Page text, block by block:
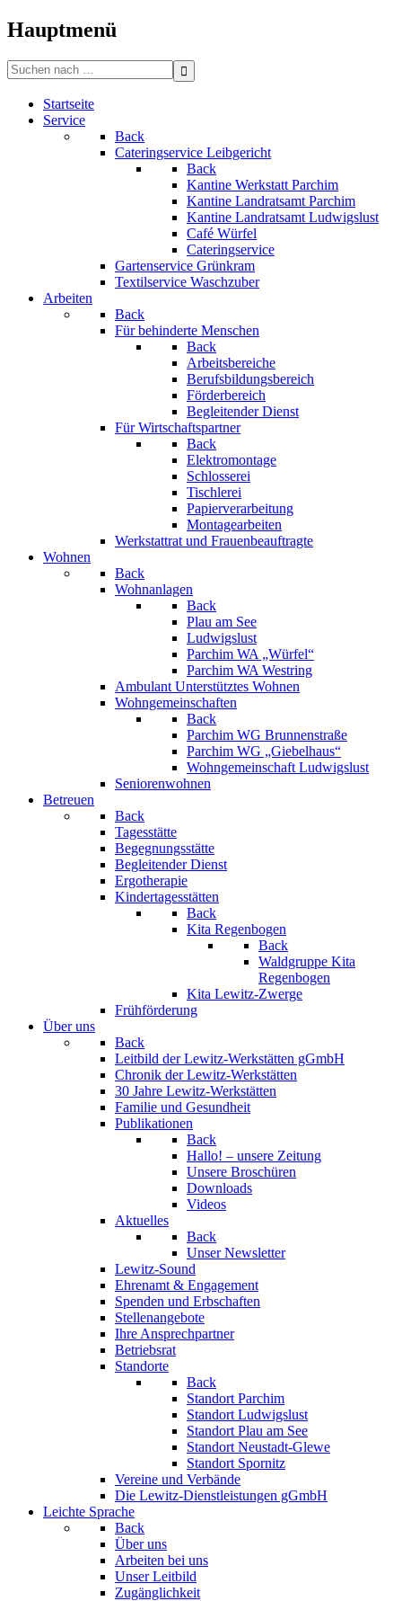
beachten
Sie:
Website
Barrierefreiheitssystem.
Hauptmenü
Search
for:
Startseite
Service
Back
Cateringservice Leibgericht
Back
Kantine Werkstatt Parchim
Kantine Landratsamt Parchim
Kantine Landratsamt Ludwigslust
Café Würfel
Cateringservice
Gartenservice Grünkram
Textilservice Waschzuber
Arbeiten
Back
Für behinderte Menschen
Back
Arbeitsbereiche
Berufsbildungsbereich
Förderbereich
Begleitender Dienst
Für Wirtschaftspartner
Back
Elektromontage
Schlosserei
Tischlerei
Papierverarbeitung
Montagearbeiten
Werkstattrat und Frauenbeauftragte
Wohnen
Back
Wohnanlagen
Back
Plau am See
Ludwigslust
Parchim WA „Würfel“
Parchim WA Westring
Ambulant Unterstütztes Wohnen
Wohngemeinschaften
Back
Parchim WG Brunnenstraße
Parchim WG „Giebelhaus“
Wohngemeinschaft Ludwigslust
Seniorenwohnen
Betreuen
Back
Tagesstätte
Begegnungsstätte
Begleitender Dienst
Ergotherapie
Kindertagesstätten
Back
Kita Regenbogen
Back
Waldgruppe Kita
Regenbogen
Kita Lewitz-Zwerge
Frühförderung
Über uns
Back
Leitbild der Lewitz-Werkstätten gGmbH
Chronik der Lewitz-Werkstätten
30 Jahre Lewitz-Werkstätten
Familie und Gesundheit
Publikationen
Back
Hallo! – unsere Zeitung
Unsere Broschüren
Downloads
Videos
Aktuelles
Back
Unser Newsletter
Lewitz-Sound
Ehrenamt & Engagement
Spenden und Erbschaften
Stellenangebote
Ihre Ansprechpartner
Betriebsrat
Standorte
Back
Standort Parchim
Standort Ludwigslust
Standort Plau am See
Standort Neustadt-Glewe
Standort Spornitz
Vereine und Verbände
Die Lewitz-Dienstleistungen gGmbH
Leichte Sprache
Back
Über uns
Arbeiten bei uns
Unser Leitbild
Zugänglichkeit